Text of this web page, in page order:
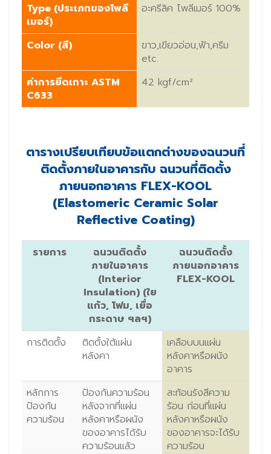
Type (ประเภทของโพลี
เมอร์)
อะครีลิค โพลีเมอร์ 100%
Color (สี)
ขาว,เขียวอ่อน,ฟ้า,ครีม
etc.
ค่าการยึดเกาะ ASTM
C633
42 kgf/cm²
ตารางเปรียบเทียบข้อแตกต่างของฉนวนที่
ติดตั้งภายในอาคารกับ ฉนวนที่ติดตั้ง
ภายนอกอาคาร FLEX-KOOL
(Elastomeric Ceramic Solar
Reflective Coating)
รายการ
ฉนวนติดตั้ง
ภายในอาคาร
(Interior
Insulation) (ใย
แก้ว, โฟม, เยื่อ
กระดาษ ฯลฯ)
ฉนวนติดตั้ง
ภายนอกอาคาร
FLEX-KOOL
การติดตั้ง
ติดตั้งใต้แผ่น
หลังคา
เคลือบบนแผ่น
หลังคาหรือผนัง
อาคาร
หลักการ
ป้องกัน
ความร้อน
ป้องกันความร้อน
หลังจากที่แผ่น
หลังคาหรือผนัง
ของอาคารได้รับ
ความร้อนแล้ว
สะท้อนรังสีความ
ร้อน ก่อนที่แผ่น
หลังคาหรือผนัง
ของอาคารจะได้รับ
ความร้อน